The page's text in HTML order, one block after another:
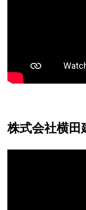
株式会社横田